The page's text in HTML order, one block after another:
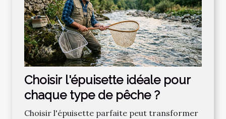
Choisir l'épuisette idéale pour
chaque type de pêche ?
Choisir l'épuisette parfaite peut transformer